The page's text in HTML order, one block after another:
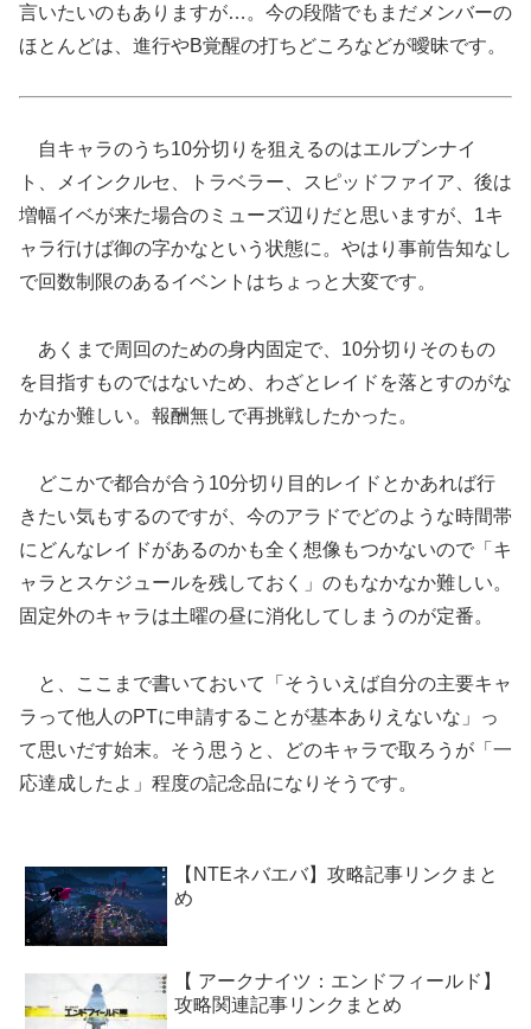
言いたいのもありますが…。今の段階でもまだメンバーの
ほとんどは、進行やB覚醒の打ちどころなどが曖昧です。
自キャラのうち10分切りを狙えるのはエルブンナイ
ト、メインクルセ、トラベラー、スピッドファイア、後は
増幅イベが来た場合のミューズ辺りだと思いますが、1キ
ャラ行けば御の字かなという状態に。やはり事前告知なし
で回数制限のあるイベントはちょっと大変です。
あくまで周回のための身内固定で、10分切りそのもの
を目指すものではないため、わざとレイドを落とすのがな
かなか難しい。報酬無しで再挑戦したかった。
どこかで都合が合う10分切り目的レイドとかあれば行
きたい気もするのですが、今のアラドでどのような時間帯
にどんなレイドがあるのかも全く想像もつかないので「キ
ャラとスケジュールを残しておく」のもなかなか難しい。
固定外のキャラは土曜の昼に消化してしまうのが定番。
と、ここまで書いておいて「そういえば自分の主要キャ
ラって他人のPTに申請することが基本ありえないな」っ
て思いだす始末。そう思うと、どのキャラで取ろうが「一
応達成したよ」程度の記念品になりそうです。
【NTEネバエバ】攻略記事リンクまと
め
【 アークナイツ：エンドフィールド】
攻略関連記事リンクまとめ